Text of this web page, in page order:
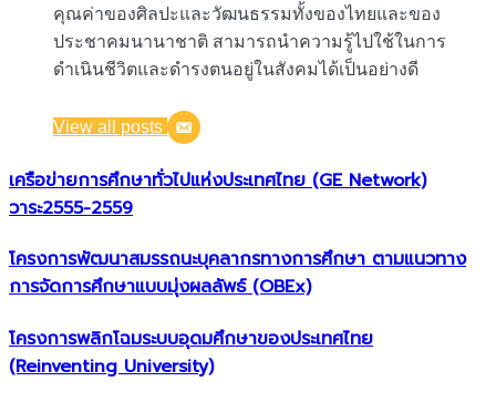
คุณค่าของศิลปะและวัฒนธรรมทั้งของไทยและของ
ประชาคมนานาชาติ สามารถนำความรู้ไปใช้ในการ
ดำเนินชีวิตและดำรงตนอยู่ในสังคมได้เป็นอย่างดี
View all posts
เครือข่ายการศึกษาทั่วไปแห่งประเทศไทย (GE Network)​
วาระ2555-2559
โครงการพัฒนาสมรรถนะบุคลากรทางการศึกษา ตามแนวทาง
การจัดการศึกษาแบบมุ่งผลลัพธ์ (OBEx)
โครงการพลิกโฉมระบบอุดมศึกษาของประเทศไทย
(Reinventing University)